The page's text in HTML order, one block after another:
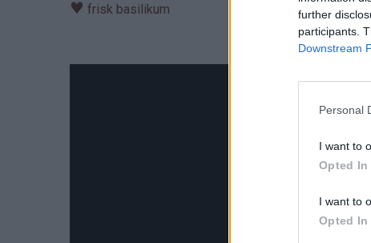
further
participants.
Downstream
Personal
I want to
Opted In
I want to
Opted In
♥ frisk basilikum